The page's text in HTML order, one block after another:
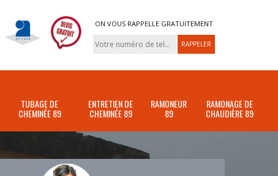
ON VOUS RAPPELLE GRATUITEMENT
TUBAGE DE
CHEMINÉE 89
ENTRETIEN DE
CHEMINÉE 89
RAMONEUR
89
RAMONAGE DE
CHAUDIÈRE 89